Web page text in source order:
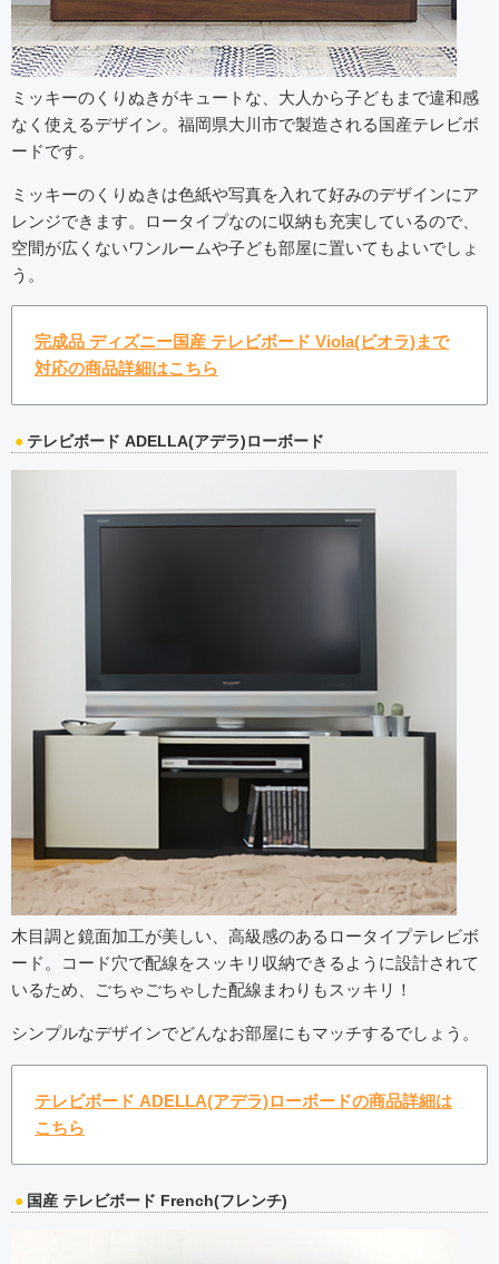
ミッキーのくりぬきがキュートな、大人から子どもまで違和感
なく使えるデザイン。福岡県大川市で製造される国産テレビボ
ードです。
ミッキーのくりぬきは色紙や写真を入れて好みのデザインにア
レンジできます。ロータイプなのに収納も充実しているので、
空間が広くないワンルームや子ども部屋に置いてもよいでしょ
う。
完成品 ディズニー国産 テレビボード Viola(ビオラ)まで
対応の商品詳細はこちら
テレビボード ADELLA(アデラ)ローボード
木目調と鏡面加工が美しい、高級感のあるロータイプテレビボ
ード。コード穴で配線をスッキリ収納できるように設計されて
いるため、ごちゃごちゃした配線まわりもスッキリ！
シンプルなデザインでどんなお部屋にもマッチするでしょう。
テレビボード ADELLA(アデラ)ローボードの商品詳細は
こちら
国産 テレビボード French(フレンチ)